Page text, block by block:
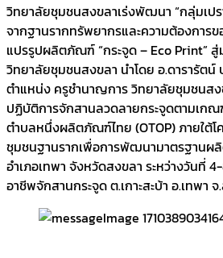
วิทยาลัยชุมชนสงขลาเร่งพัฒนา “กลุ่มเปร
จากฐานรากทรัพยากรและความต้องการ
แปรรูปผลิตภัณฑ์ “กระจูด – Eco Print”
วิทยาลัยชุมชนสงขลา นำโดย อ.ดารารัตน์
ตำแหน่ง ครูชำนาญการ วิทยาลัยชุมชนส
ปฏิบัติการจักสานลวดลายกระจูดตามเก
ตำบลหนึ่งผลิตภัณฑ์ไทย (OTOP) ภายใต้โ
ชุมชนฐานรากเพื่อการพัฒนามาตรฐาน
อำเภอเทพา จังหวัดสงขลา ระหว่างวันที่
อาชีพจักสานกระจูด ต.เกาะสะบ้า อ.เทพา